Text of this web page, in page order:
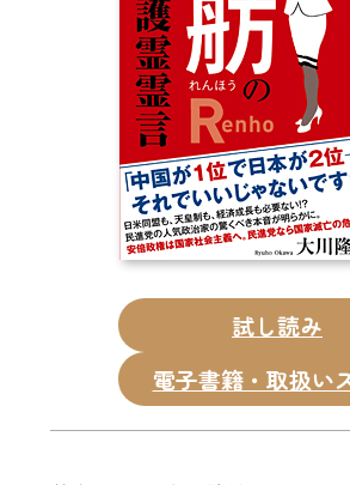
CD
DVD・ブルーレイ
雑貨
外国語
試し読み
電子書籍・取扱い